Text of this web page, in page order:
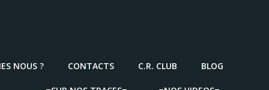
NOUS ? CONTACTS C.R. CLUB BLOG